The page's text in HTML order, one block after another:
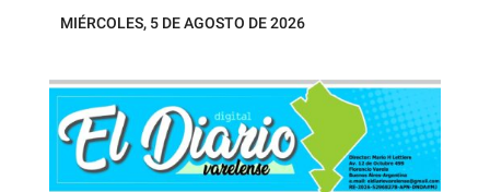
MIÉRCOLES, 5 DE AGOSTO DE 2026